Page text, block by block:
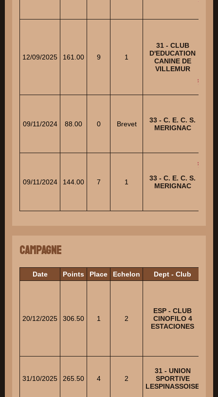
12/09/2025 161.00 9 1
31 - CLUB
D'EDUCATION
CANINE DE
VILLEMUR
09/11/2024 88.00 0 Brevet
33 - C. E. C. S.
MERIGNAC
09/11/2024 144.00 7 1
33 - C. E. C. S.
MERIGNAC
Campagne
Date Points Place Echelon Dept - Club
20/12/2025 306.50 1 2
ESP - CLUB
CINOFILO 4
ESTACIONES
31/10/2025 265.50 4 2
31 - UNION
SPORTIVE
LESPINASSOISE